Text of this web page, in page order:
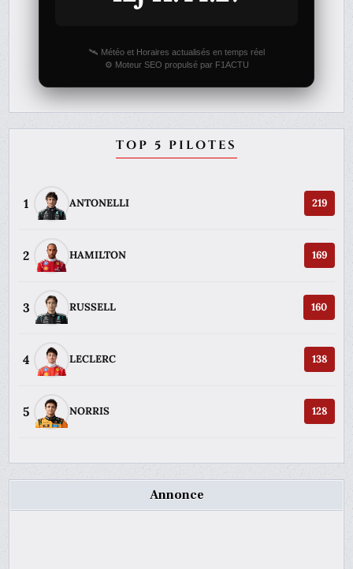
🛰️ Météo et Horaires actualisés en temps réel
⚙️ Moteur SEO propulsé par F1ACTU
TOP 5 PILOTES
1 ANTONELLI 219
2 HAMILTON 169
3 RUSSELL 160
4 LECLERC 138
5 NORRIS 128
Annonce